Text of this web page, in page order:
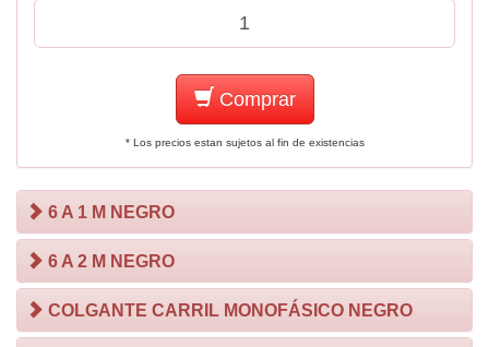
Comprar
* Los precios estan sujetos al fin de existencias
6 A 1 M NEGRO
6 A 2 M NEGRO
COLGANTE CARRIL MONOFÁSICO NEGRO